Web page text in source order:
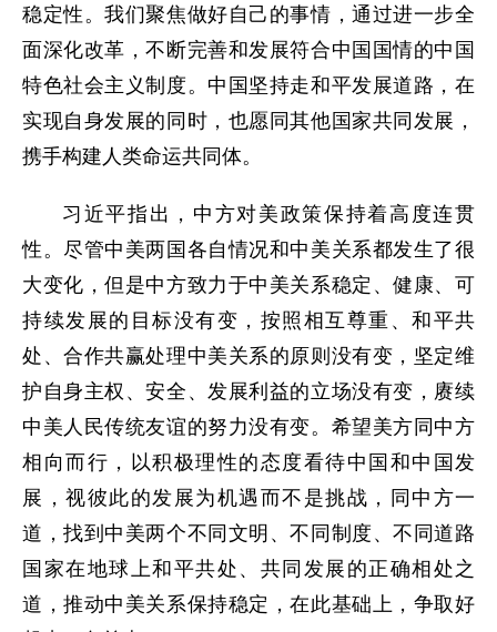
稳定性。我们聚焦做好自己的事情，通过进一步全
面深化改革，不断完善和发展符合中国国情的中国
特色社会主义制度。中国坚持走和平发展道路，在
实现自身发展的同时，也愿同其他国家共同发展，
携手构建人类命运共同体。
习近平指出，中方对美政策保持着高度连贯
性。尽管中美两国各自情况和中美关系都发生了很
大变化，但是中方致力于中美关系稳定、健康、可
持续发展的目标没有变，按照相互尊重、和平共
处、合作共赢处理中美关系的原则没有变，坚定维
护自身主权、安全、发展利益的立场没有变，赓续
中美人民传统友谊的努力没有变。希望美方同中方
相向而行，以积极理性的态度看待中国和中国发
展，视彼此的发展为机遇而不是挑战，同中方一
道，找到中美两个不同文明、不同制度、不同道路
国家在地球上和平共处、共同发展的正确相处之
道，推动中美关系保持稳定，在此基础上，争取好